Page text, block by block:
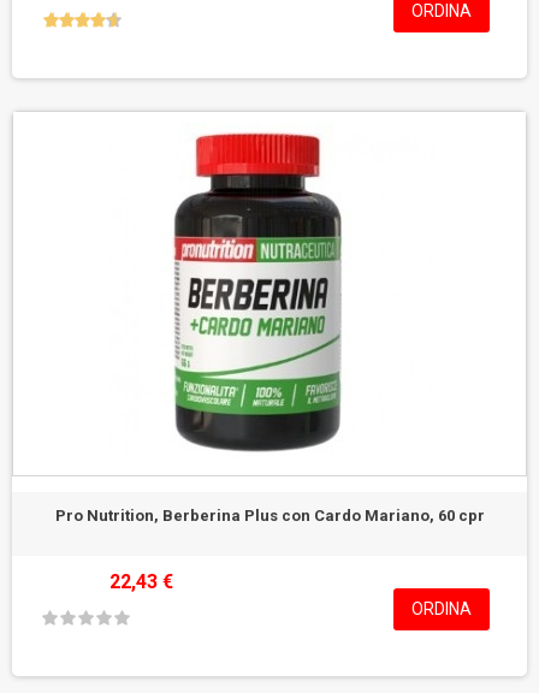
ORDINA
Pro Nutrition, Berberina Plus con Cardo Mariano, 60 cpr
22,43 €
ORDINA